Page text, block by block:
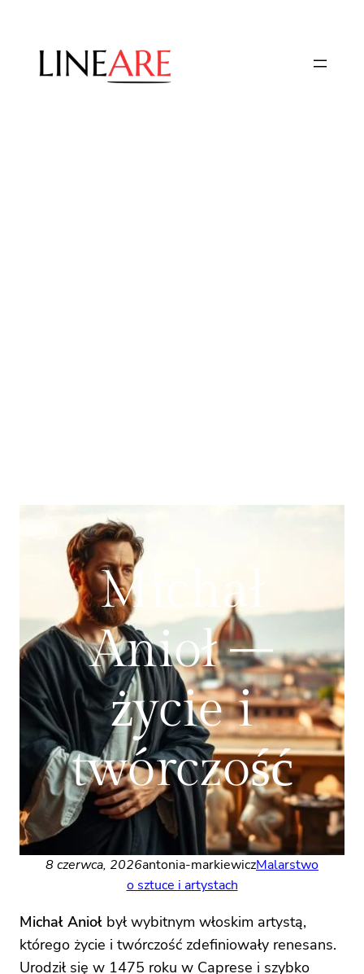
Michał
Anioł –
życie i
twórczość
8 czerwca, 2026antonia-markiewiczMalarstwo
o sztuce i artystach
Michał Anioł był wybitnym włoskim artystą,
którego życie i twórczość zdefiniowały renesans.
Urodził się w 1475 roku w Caprese i szybko